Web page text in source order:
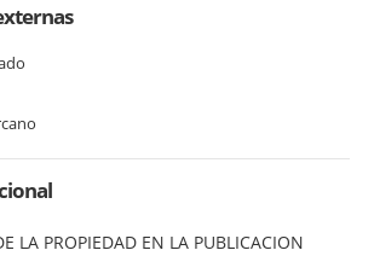
LA PROPIEDAD EN LA PUBLICACION